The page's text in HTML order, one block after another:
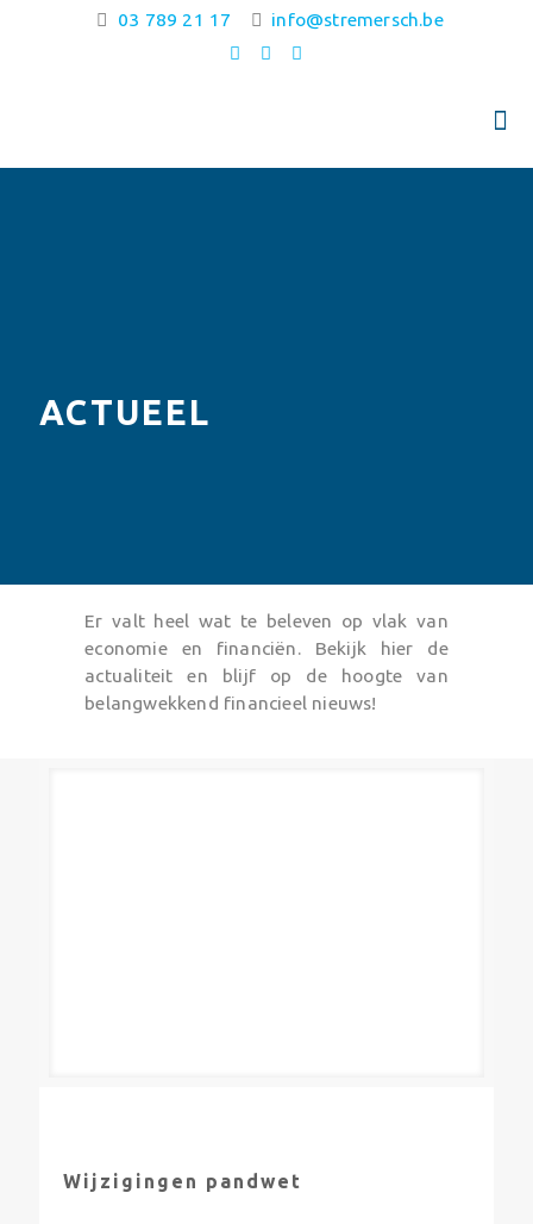
03 789 21 17 info@stremersch.be
ACTUEEL
Er valt heel wat te beleven op vlak van
economie en financiën. Bekijk hier de
actualiteit en blijf op de hoogte van
belangwekkend financieel nieuws!
Wijzigingen pandwet